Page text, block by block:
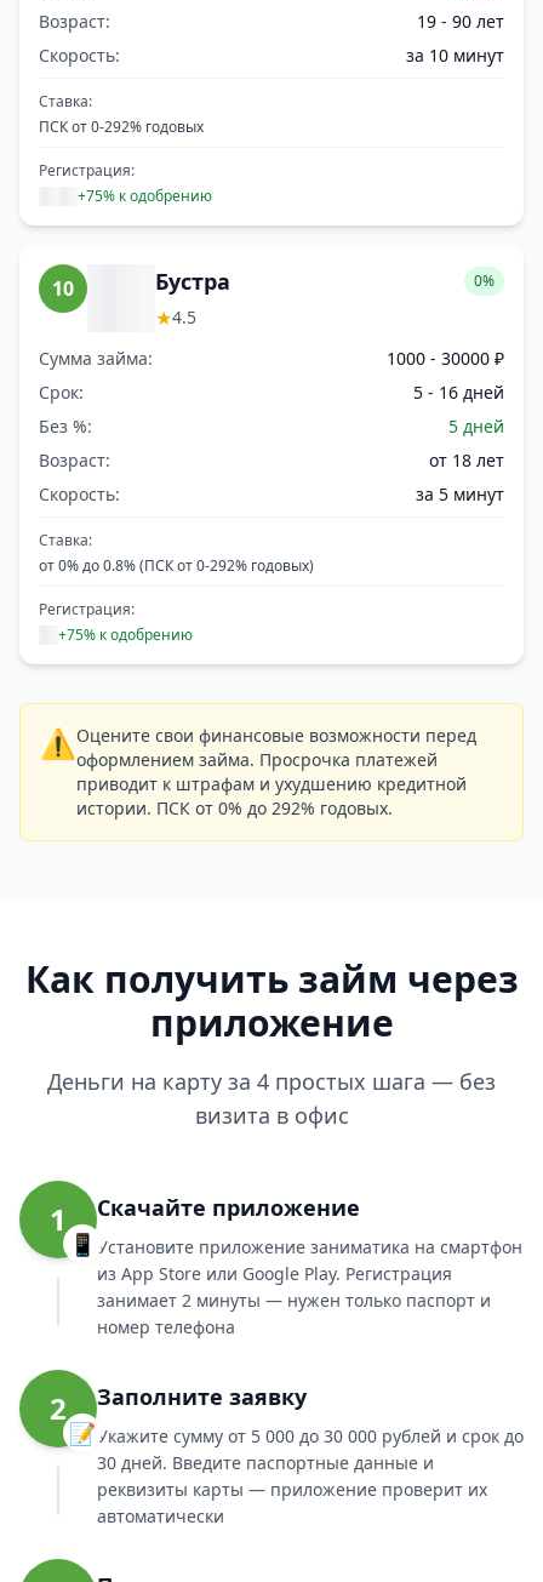
Возраст:
19 - 90 лет
Скорость:
за 10 минут
Ставка:
ПСК от 0-292% годовых
Регистрация:
+75% к одобрению
10 Бустра
★4.5
0%
Сумма займа:
1000 - 30000 ₽
Срок:
5 - 16 дней
Без %:
5 дней
Возраст:
от 18 лет
Скорость:
за 5 минут
Ставка:
от 0% до 0.8% (ПСК от 0-292% годовых)
Регистрация:
+75% к одобрению
⚠️ Оцените свои финансовые возможности перед
оформлением займа. Просрочка платежей
приводит к штрафам и ухудшению кредитной
истории. ПСК от 0% до 292% годовых.
Как получить займ через
приложение
Деньги на карту за 4 простых шага — без
визита в офис
1
📱
Скачайте приложение
Установите приложение заниматика на смартфон
из App Store или Google Play. Регистрация
занимает 2 минуты — нужен только паспорт и
номер телефона
2
📝
Заполните заявку
Укажите сумму от 5 000 до 30 000 рублей и срок до
30 дней. Введите паспортные данные и
реквизиты карты — приложение проверит их
автоматически